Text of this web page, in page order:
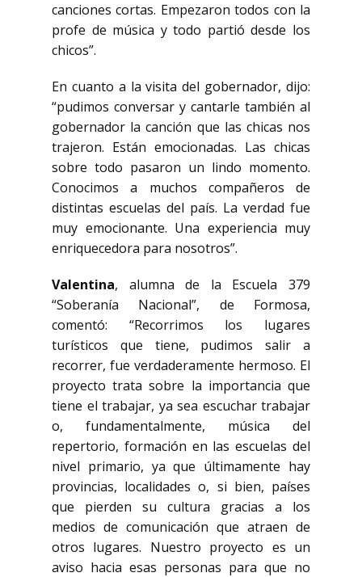
canciones cortas. Empezaron todos con la
profe de música y todo partió desde los
chicos”.
En cuanto a la visita del gobernador, dijo:
“pudimos conversar y cantarle también al
gobernador la canción que las chicas nos
trajeron. Están emocionadas. Las chicas
sobre todo pasaron un lindo momento.
Conocimos a muchos compañeros de
distintas escuelas del país. La verdad fue
muy emocionante. Una experiencia muy
enriquecedora para nosotros”.
Valentina, alumna de la Escuela 379
“Soberanía Nacional”, de Formosa,
comentó: “Recorrimos los lugares
turísticos que tiene, pudimos salir a
recorrer, fue verdaderamente hermoso. El
proyecto trata sobre la importancia que
tiene el trabajar, ya sea escuchar trabajar
o, fundamentalmente, música del
repertorio, formación en las escuelas del
nivel primario, ya que últimamente hay
provincias, localidades o, si bien, países
que pierden su cultura gracias a los
medios de comunicación que atraen de
otros lugares. Nuestro proyecto es un
aviso hacia esas personas para que no